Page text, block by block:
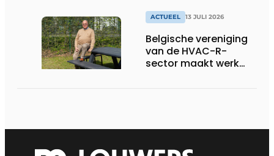
ACTUEEL 13 JULI 2026
Belgische vereniging
van de HVAC-R-
sector maakt werk